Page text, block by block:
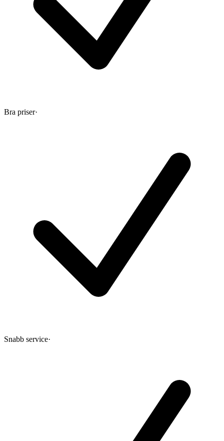
Bra priser·
Snabb service·